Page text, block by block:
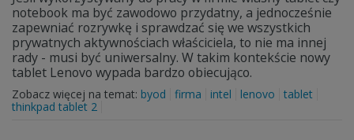
notebook ma być zawodowo przydatny, a jednocześnie
zapewniać rozrywkę i sprawdzać się we wszystkich
prywatnych aktywnościach właściciela, to nie ma innej
rady - musi być uniwersalny. W takim kontekście nowy
tablet Lenovo wypada bardzo obiecująco.
Zobacz więcej na temat: byod firma intel lenovo
tablet
thinkpad tablet 2